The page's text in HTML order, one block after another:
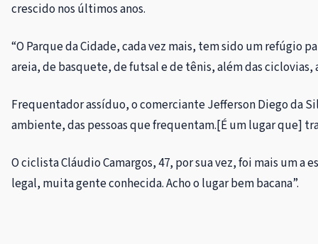
crescido nos últimos anos.
“O Parque da Cidade, cada vez mais, tem sido um refúgio
areia, de basquete, de futsal e de tênis, além das ciclovias,
Frequentador assíduo, o comerciante Jefferson Diego da
ambiente, das pessoas que frequentam.[É um lugar que]
O ciclista Cláudio Camargos, 47, por sua vez, foi mais um
legal, muita gente conhecida. Acho o lugar bem bacana”.